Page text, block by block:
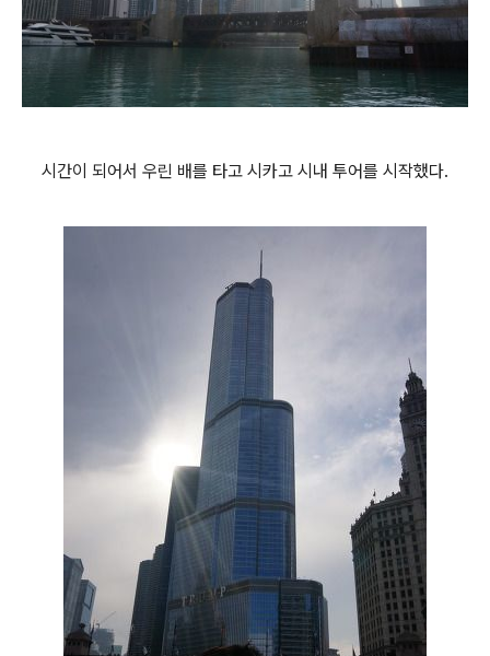
시간이 되어서 우린 배를 타고 시카고 시내 투어를 시작했다.